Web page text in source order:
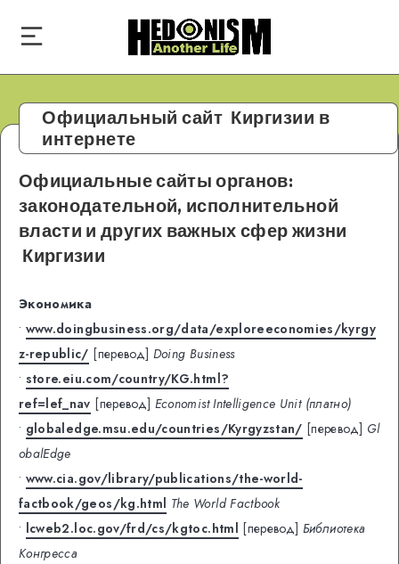
Официальный сайт Киргизии в
интернете
Официальные сайты органов:
законодательной, исполнительной
власти и других важных сфер жизни
Киргизии
Экономика
• www.doingbusiness.org/data/exploreeconomies/kyrgy
z-republic/ [перевод] Doing Business
• store.eiu.com/country/KG.html?
ref=lef_nav [перевод] Economist Intelligence Unit (платно)
• globaledge.msu.edu/countries/Kyrgyzstan/ [перевод] Gl
obalEdge
• www.cia.gov/library/publications/the-world-
factbook/geos/kg.html The World Factbook
• lcweb2.loc.gov/frd/cs/kgtoc.html [перевод] Библиотека
Конгресса